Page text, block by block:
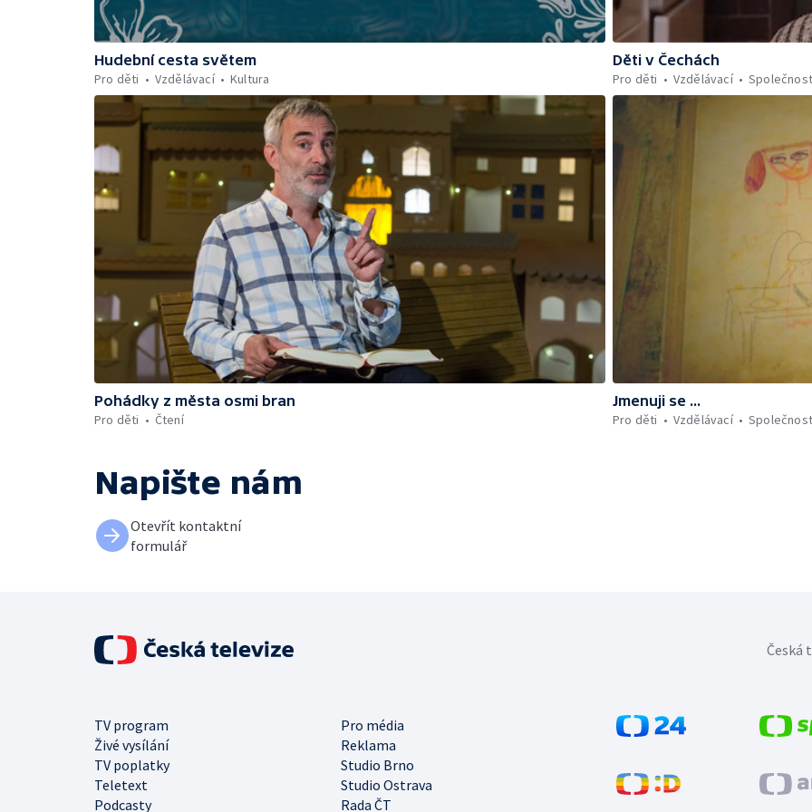
Hudební cesta světem
Pro děti
Vzdělávací Kultura
Děti v Čechách
Pro děti
Vzdělávací
Pohádky z města osmi bran
Pro děti
Čtení
Jmenuji se ...
Pro děti
Vzdělávací
Napište nám
Otevřít kontaktní
formulář
TV program
Pro média
Živé vysílání
Reklama
TV poplatky
Studio Brno
Teletext
Studio Ostrava
Podcasty
Rada ČT
Česká